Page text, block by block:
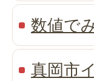
数値で
真岡市